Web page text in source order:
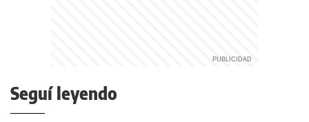
Seguí leyendo